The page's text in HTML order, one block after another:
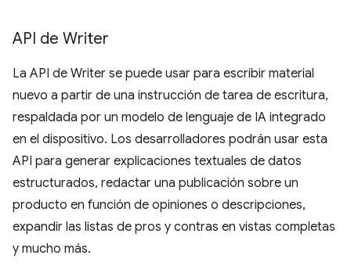
API de Writer
La API de Writer se puede usar para escribir material
nuevo a partir de una instrucción de tarea de escritura,
respaldada por un modelo de lenguaje de IA integrado
en el dispositivo. Los desarrolladores podrán usar esta
API para generar explicaciones textuales de datos
estructurados, redactar una publicación sobre un
producto en función de opiniones o descripciones,
expandir las listas de pros y contras en vistas completas
y mucho más.